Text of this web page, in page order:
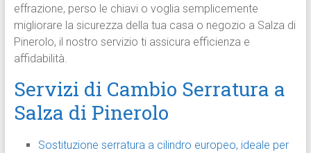
effrazione, perso le chiavi o voglia semplicemente
migliorare la sicurezza della tua casa o negozio a Salza di
Pinerolo, il nostro servizio ti assicura efficienza e
affidabilità.
Servizi di Cambio Serratura a
Salza di Pinerolo
Sostituzione serratura a cilindro europeo, ideale per